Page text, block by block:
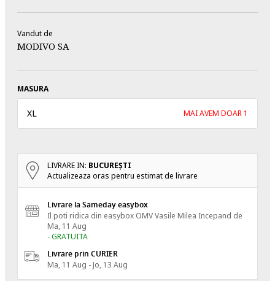
Vandut de
MODIVO SA
MASURA
XL MAI AVEM DOAR 1
LIVRARE IN: BUCUREŞTI
Actualizeaza oras pentru estimat de livrare
Livrare la Sameday easybox
Il poti ridica din easybox OMV Vasile Milea Incepand de
Ma, 11 Aug
- GRATUITA
Livrare prin CURIER
Ma, 11 Aug - Jo, 13 Aug